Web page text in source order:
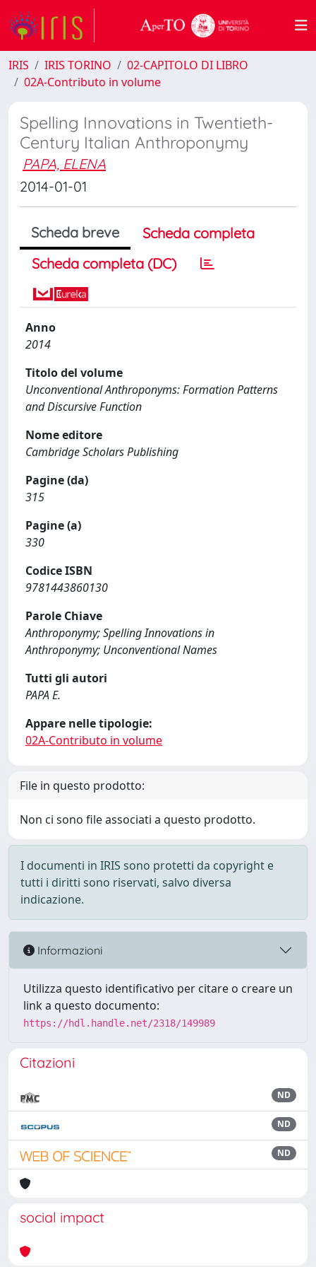
IRIS IRIS TORINO
02-CAPITOLO DI LIBRO
02A-Contributo in volume
Spelling Innovations in Twentieth-
Century Italian Anthroponymy
PAPA, ELENA
2014-01-01
Scheda breve
Scheda completa
Scheda completa (DC)
Anno
2014
Titolo del volume
Unconventional Anthroponyms: Formation Patterns
and Discursive Function
Nome editore
Cambridge Scholars Publishing
Pagine (da)
315
Pagine (a)
330
Codice ISBN
9781443860130
Parole Chiave
Anthroponymy; Spelling Innovations in
Anthroponymy; Unconventional Names
Tutti gli autori
PAPA E.
Appare nelle tipologie:
02A-Contributo in volume
File in questo prodotto:
Non ci sono file associati a questo prodotto.
I documenti in IRIS sono protetti da copyright e
tutti i diritti sono riservati, salvo diversa
indicazione.
Informazioni
Utilizza questo identificativo per citare o creare un
link a questo documento:
https://hdl.handle.net/2318/149989
Citazioni
ND
ND
ND
social impact